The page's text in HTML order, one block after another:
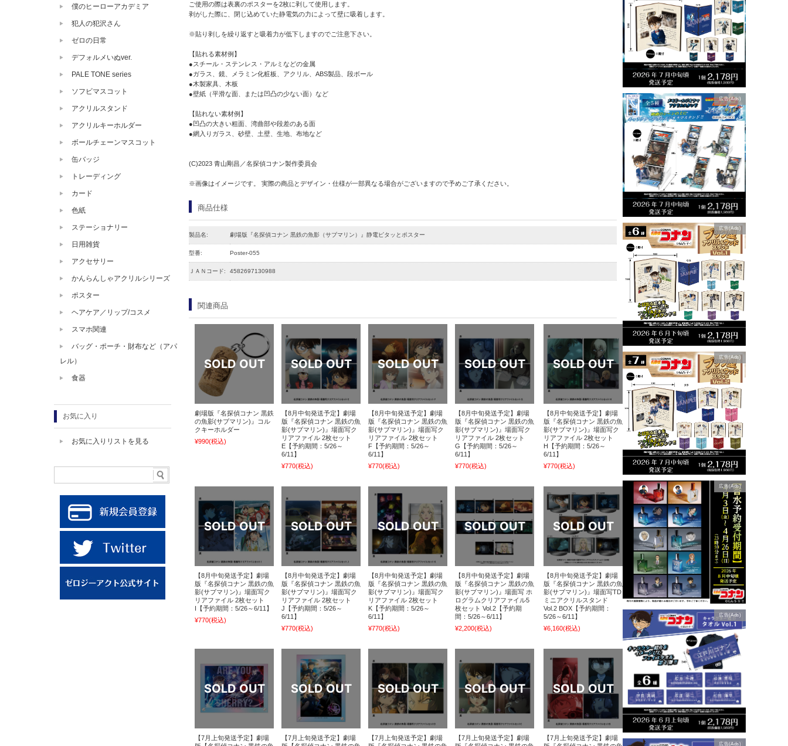
広告(Ads)
広告(Ads)
広告(Ads)
広告(Ads)
広告(Ads)
広告(Ads)
ご使用の際は表裏のポスターを2枚に剥して使用します。
剥がした際に、閉じ込めていた静電気の力によって壁に吸着します。
※貼り剥しを繰り返すと吸着力が低下しますのでご注意下さい。
【貼れる素材例】
●スチール・ステンレス・アルミなどの金属
●ガラス、鏡、メラミン化粧板、アクリル、ABS製品、段ボール
●木製家具、木板
●壁紙（平滑な面、または凹凸の少ない面）など
【貼れない素材例】
●凹凸の大きい粗面、湾曲部や段差のある面
●網入りガラス、砂壁、土壁、生地、布地など
(C)2023 青山剛昌／名探偵コナン製作委員会
※画像はイメージです。 実際の商品とデザイン・仕様が一部異なる場合がございますので予めご了承ください。
商品仕様
製品名: 劇場版『名探偵コナン 黒鉄の魚影（サブマリン）』静電ピタッとポスター
型番: Poster-055
ＪＡＮコード: 4582697130988
関連商品
劇場版『名探偵コナン 黒鉄
の魚影(サブマリン)』コル
クキーホルダー
¥990(税込)
【8月中旬発送予定】劇場
版『名探偵コナン 黒鉄の魚
影(サブマリン)』場面写ク
リアファイル 2枚セット
E【予約期間：5/26～
6/11】
¥770(税込)
【8月中旬発送予定】劇場
版『名探偵コナン 黒鉄の魚
影(サブマリン)』場面写ク
リアファイル 2枚セット
F【予約期間：5/26～
6/11】
¥770(税込)
【8月中旬発送予定】劇場
版『名探偵コナン 黒鉄の魚
影(サブマリン)』場面写ク
リアファイル 2枚セット
G【予約期間：5/26～
6/11】
¥770(税込)
【8月中旬発送予定】劇場
版『名探偵コナン 黒鉄の魚
影(サブマリン)』場面写ク
リアファイル 2枚セット
H【予約期間：5/26～
6/11】
¥770(税込)
【8月中旬発送予定】劇場
版『名探偵コナン 黒鉄の魚
影(サブマリン)』場面写ク
リアファイル 2枚セット
I【予約期間：5/26～6/11】
¥770(税込)
【8月中旬発送予定】劇場
版『名探偵コナン 黒鉄の魚
影(サブマリン)』場面写ク
リアファイル 2枚セット
J【予約期間：5/26～
6/11】
¥770(税込)
【8月中旬発送予定】劇場
版『名探偵コナン 黒鉄の魚
影(サブマリン)』場面写ク
リアファイル 2枚セット
K【予約期間：5/26～
6/11】
¥770(税込)
【8月中旬発送予定】劇場
版『名探偵コナン 黒鉄の魚
影(サブマリン)』場面写 ホ
ログラムクリアファイル5
枚セット Vol.2【予約期
間：5/26～6/11】
¥2,200(税込)
【8月中旬発送予定】劇場
版『名探偵コナン 黒鉄の魚
影(サブマリン)』場面写TD
ミニアクリルスタンド
Vol.2 BOX【予約期間：
5/26～6/11】
¥6,160(税込)
【7月上旬発送予定】劇場
【7月上旬発送予定】劇場
【7月上旬発送予定】劇場
【7月上旬発送予定】劇場
【7月上旬発送予定】劇場
僕のヒーローアカデミア
犯人の犯沢さん
ゼロの日常
デフォルメいぬver.
PALE TONE series
ソフビマスコット
アクリルスタンド
アクリルキーホルダー
ボールチェーンマスコット
缶バッジ
トレーディング
カード
色紙
ステーショナリー
日用雑貨
アクセサリー
かんらんしゃアクリルシリーズ
ポスター
ヘアケア／リップ/コスメ
スマホ関連
バッグ・ポーチ・財布など（アパ
レル）
食器
お気に入り
お気に入りリストを見る